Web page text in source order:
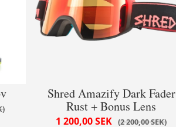
Shred Amazify Dark Fader
Rust + Bonus Lens
2 200,00 SEK
1 200,00 SEK